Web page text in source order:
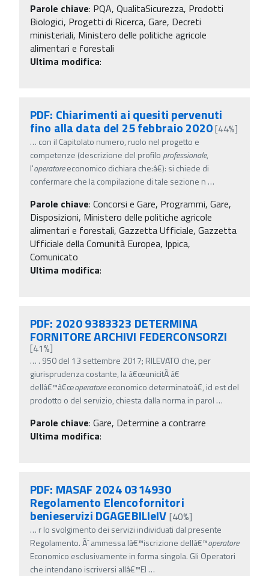
Parole chiave: PQA, QualitaSicurezza, Prodotti
Biologici, Progetti di Ricerca, Gare, Decreti
ministeriali, Ministero delle politiche agricole
alimentari e forestali
Ultima modifica:
PDF: Chiarimenti ai quesiti pervenuti
fino alla data del 25 febbraio 2020[44%]
… con il Capitolato numero, ruolo nel progetto e
competenze (descrizione del profilo professionale,
l'operatoreeconomico dichiara che:â€): si chiede di
confermare che la compilazione di tale sezione n …
Parole chiave: Concorsi e Gare, Programmi, Gare,
Disposizioni, Ministero delle politiche agricole
alimentari e forestali, Gazzetta Ufficiale, Gazzetta
Ufficiale della Comunità Europea, Ippica,
Comunicato
Ultima modifica:
PDF: 2020 9383323 DETERMINA
FORNITORE ARCHIVI FEDERCONSORZI
[41%]
… . 950 del 13 settembre 2017; RILEVATO che, per
giurisprudenza costante, la â€œunicitÃ â€
dellâ€™â€œoperatoreeconomico determinatoâ€, id est del
prodotto o del servizio, chiesta dalla norma in parol …
Parole chiave: Gare, Determine a contrarre
Ultima modifica:
PDF: MASAF 2024 0314930
Regolamento Elencofornitori
benieservizi DGAGEBILIeIV [40%]
… r lo svolgimento dei servizi individuati dal presente
Regolamento. Ãˆ ammessa lâ€™iscrizione dellâ€™operatore
Economico esclusivamente in forma singola. Gli Operatori
che intendano iscriversi allâ€™El …